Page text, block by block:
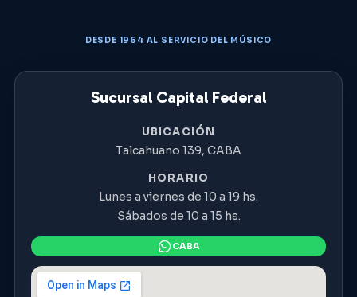
DESDE 1964 AL SERVICIO DEL MÚSICO
Sucursal Capital Federal
UBICACIÓN
Talcahuano 139, CABA
HORARIO
Lunes a viernes de 10 a 19 hs.
Sábados de 10 a 15 hs.